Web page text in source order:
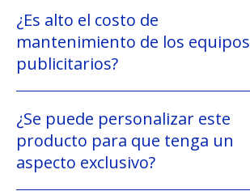
¿Es alto el costo de
mantenimiento de los equipos
publicitarios?
¿Se puede personalizar este
producto para que tenga un
aspecto exclusivo?